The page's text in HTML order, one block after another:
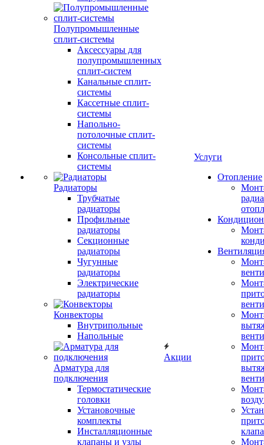
Полупромышленные
сплит-системы
Аксессуары для
полупромышленных
сплит-систем
Канальные сплит-
системы
Кассетные сплит-
системы
Напольно-
потолочные сплит-
системы
Консольные сплит-
системы
Радиаторы
Трубчатые
радиаторы
Профильные
радиаторы
Секционные
радиаторы
Чугунные
радиаторы
Электрические
радиаторы
Конвекторы
Внутрипольные
Напольные
Арматура для
подключения
Термостатические
головки
Установочные
комплекты
Инсталляционные
клапаны и узлы
Акции
Услуги
Отопление